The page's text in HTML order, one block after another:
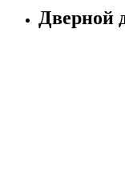
Дверной